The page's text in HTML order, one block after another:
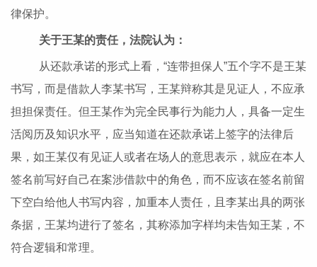
律保护。
关于王某的责任，法院认为：
从还款承诺的形式上看，“连带担保人”五个字不是王某
书写，而是借款人李某书写，王某辩称其是见证人，不应承
担担保责任。但王某作为完全民事行为能力人，具备一定生
活阅历及知识水平，应当知道在还款承诺上签字的法律后
果，如王某仅有见证人或者在场人的意思表示，就应在本人
签名前写好自己在案涉借款中的角色，而不应该在签名前留
下空白给他人书写内容，加重本人责任，且李某出具的两张
条据，王某均进行了签名，其称添加字样均未告知王某，不
符合逻辑和常理。